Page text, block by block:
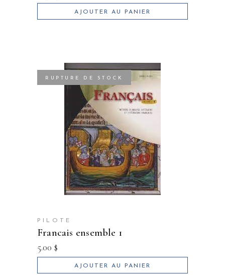
AJOUTER AU PANIER
RUPTURE DE STOCK
PILOTE
francais ensemble 1
5.00 $
AJOUTER AU PANIER